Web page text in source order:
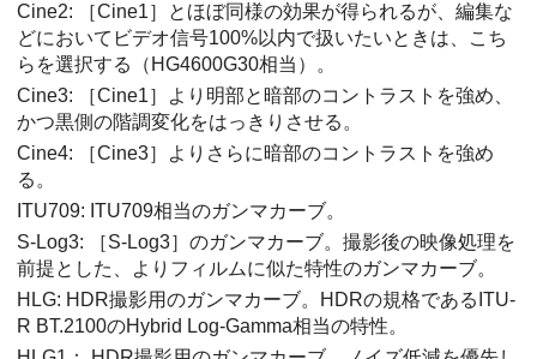
Cine2:
［Cine1］
とほぼ同様の効果が得られるが、編集な
どにおいてビデオ信号100%以内で扱いたいときは、こち
らを選択する（HG4600G30相当）。
Cine3: ［Cine1］
より明部と暗部のコントラストを強め、
かつ黒側の階調変化をはっきりさせる。
Cine4:
［Cine3］
よりさらに暗部のコントラストを強め
る。
ITU709: ITU709相当のガンマカーブ。
S-Log3: ［S-Log3］ のガンマカーブ。撮影後の映像処理を
前提とした、よりフィルムに似た特性のガンマカーブ。
HLG: HDR撮影用のガンマカーブ。HDRの規格であるITU-
R BT.2100のHybrid Log-Gamma相当の特性。